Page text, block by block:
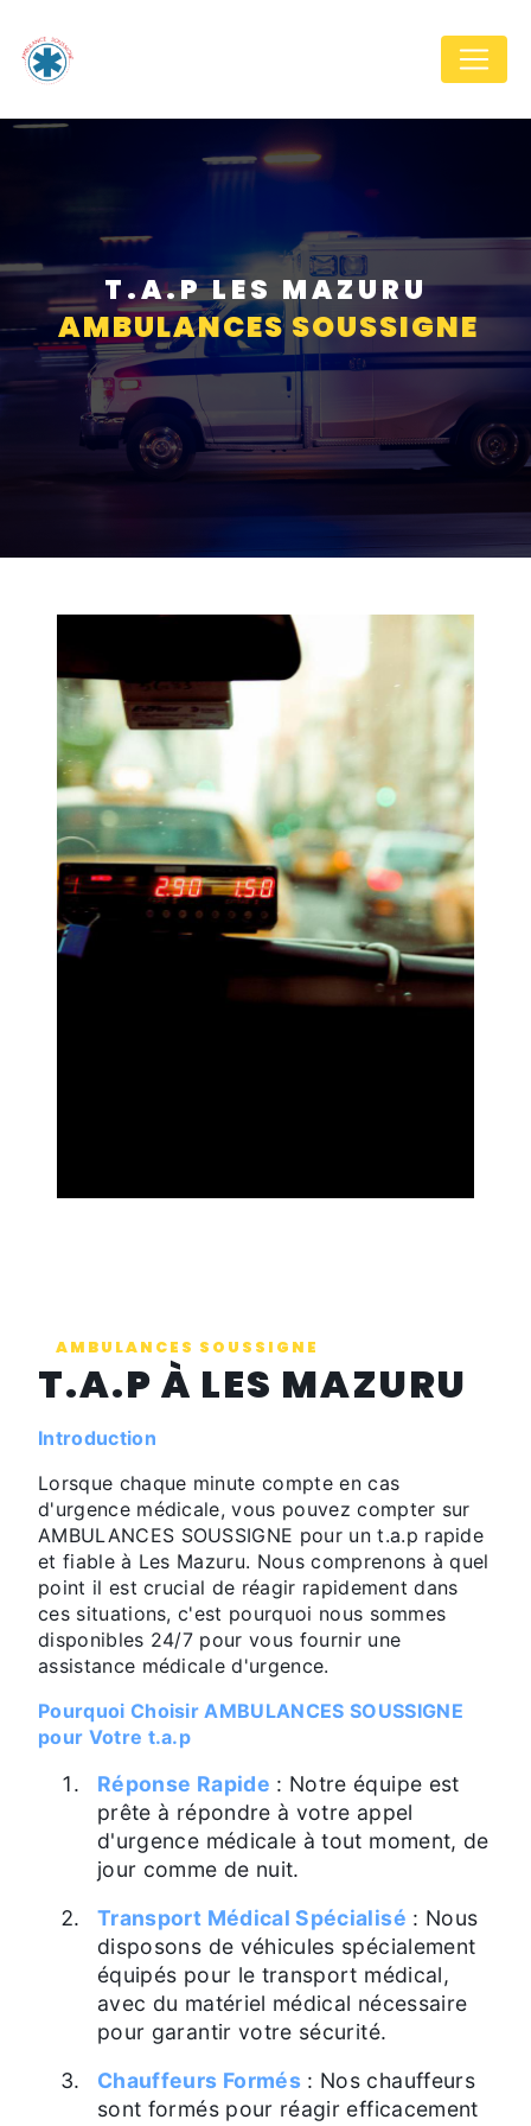
T.A.P LES MAZURU
AMBULANCES SOUSSIGNE
AMBULANCES SOUSSIGNE
T.A.P À LES MAZURU
Introduction
Lorsque chaque minute compte en cas
d'urgence médicale, vous pouvez compter sur
AMBULANCES SOUSSIGNE pour un t.a.p rapide
et fiable à Les Mazuru. Nous comprenons à quel
point il est crucial de réagir rapidement dans
ces situations, c'est pourquoi nous sommes
disponibles 24/7 pour vous fournir une
assistance médicale d'urgence.
Pourquoi Choisir AMBULANCES SOUSSIGNE
pour Votre t.a.p
Réponse Rapide : Notre équipe est
prête à répondre à votre appel
d'urgence médicale à tout moment, de
jour comme de nuit.
Transport Médical Spécialisé : Nous
disposons de véhicules spécialement
équipés pour le transport médical,
avec du matériel médical nécessaire
pour garantir votre sécurité.
Chauffeurs Formés: Nos chauffeurs
sont formés pour réagir efficacement